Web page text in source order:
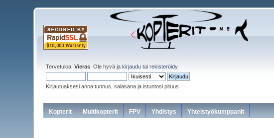
Tervetuloa,Vieras . Ole hyvä jakirjaudu tairekisteröidy.
Kirjautuaksesi anna tunnus, salasana ja istuntosi pituus
Kopterit Multikopterit FPV Yhdistys Yhteistyökumppanit